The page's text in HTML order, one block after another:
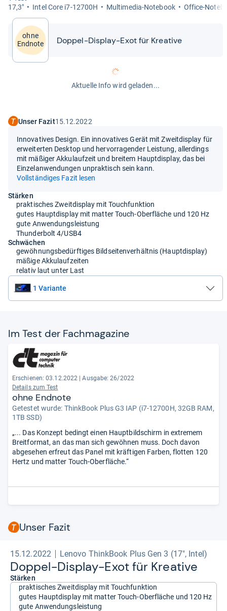
17,3"
Intel Core i7-​12700H Mul­ti­me­dia-​Note­book Office-​
ohne
Endnote
Dop­pel-​​Dis­play-​​Exot für Krea­tive
Aktuelle Info wird geladen...
Unser Fazit15.12.2022
Innovatives Design. Ein innovatives Gerät mit Zweitdisplay für
erweiterten Desktop und hervorragender Leistung, allerdings
mit mäßiger Akkulaufzeit und breitem Hauptdisplay, das bei
Einzelanwendungen unpraktisch sein kann.
Vollständiges Fazit lesen
Stärken
praktisches Zweitdisplay mit Touchfunktion
gutes Hauptdisplay mit matter Touch-Oberfläche und 120 Hz
gute Anwendungsleistung
Thunderbolt 4/USB4
Schwächen
gewöhnungsbedürftiges Bildseitenverhältnis (Hauptdisplay)
mäßige Akkulaufzeiten
relativ laut unter Last
1 Variante
Im Test der Fach­ma­ga­zine
Erschienen: 03.12.2022 | Ausgabe: 26/2022
Details zum Test
ohne Endnote
Getestet wurde: ThinkBook Plus G3 IAP (i7-12700H, 32GB RAM,
1TB SSD)
„... Das Konzept bedingt einen Hauptbildschirm in extremem
Breitformat, an das man sich gewöhnen muss. Doch davon
abgesehen erfreut das Panel mit kräftigen Farben, flotten 120
Hertz und matter Touch-Oberfläche.“
Unser Fazit
15.12.2022 Lenovo ThinkBook Plus Gen 3 (17", Intel)
Dop­pel-​Dis­play-​Exot für Krea­tive
Stärken
praktisches Zweitdisplay mit Touchfunktion
gutes Hauptdisplay mit matter Touch-Oberfläche und 120 Hz
gute Anwendungsleistung